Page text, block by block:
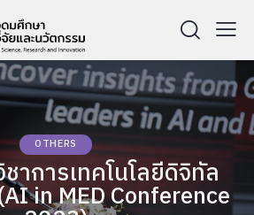
OTHERS
าการเทคโนโลยีดิจิทัล
in MED Conference